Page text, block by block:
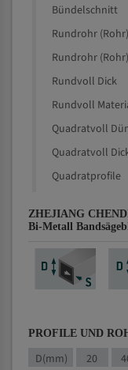
Bündelschnitt
Rundrohr
Rundrohr
Rundvoll Dick
Rundvoll
Quadratvoll
Quadratvoll
Quadratprofile
ZHEJIANG
Bi-Metall
PROFILE UND
D(mm) 20